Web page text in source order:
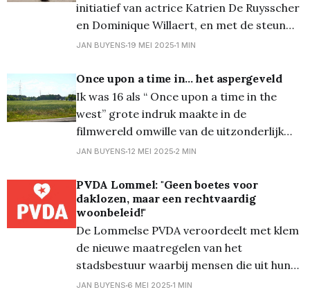
een brede bevraging bij inwoners en
bezoekers.
initiatief van actrice Katrien De Ruysscher
en Dominique Willaert, en met de steun
van vele middenveldorganisaties, mensen
404 vanaf 20 uur tal van mensen in de
Theaterzaal van Kunstencentrum
VIERNULVIER in Gent langs om een
heldere oproep tot dringende
JAN BUYENS 19 MEI 2025 1 MIN
Once upon a time in... het aspergeveld
Ik was 16 als “ Once upon a time in the
west” grote indruk maakte in de
filmwereld omwille van de uitzonderlijk
mooie muziek, de sterke vertolkingen van
Robards en de bloedmooie Claudia
Cardinale, de knappe regie en het
spannende plot rond harmonica. Vele
elementen die
JAN BUYENS 12 MEI 2025 2 MIN
PVDA Lommel: "Geen boetes voor
daklozen, maar een rechtvaardig
woonbeleid!"
De Lommelse PVDA veroordeelt met klem
de nieuwe maatregelen van het
stadsbestuur waarbij mensen die uit hun
woning worden gezet, na drie maanden
JAN BUYENS 6 MEI 2025 1 MIN